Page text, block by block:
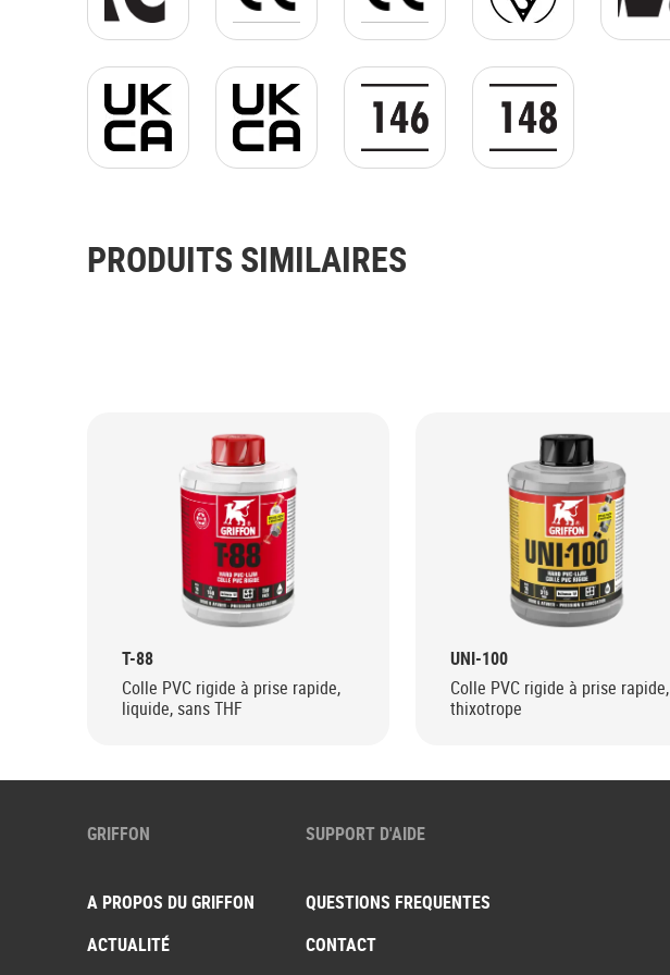
UKCA jpg.jpg UKCA jpg.jpg EN 14680 GIF.gifEN 14814 GIF.gif
PRODUITS SIMILAIRES
T-88
Colle PVC rigide à prise rapide,
liquide, sans THF
UNI-100
Colle PVC rigide à prise rapide,
thixotrope
GRIFFON
A PROPOS DU GRIFFON
ACTUALITÉ
SUPPORT D'AIDE
QUESTIONS FREQUENTES
CONTACT